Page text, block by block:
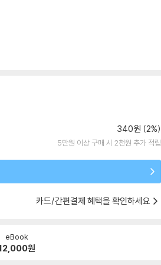
340원 (2%)
5만원 이상 구매 시 2천원 추가 적립
카드/간편결제 혜택을 확인하세요
eBook
원